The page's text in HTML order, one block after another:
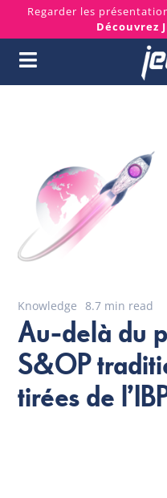
content
Regarder les
Découvrez
Toggle
Plateforme
Services
Ressources
À propos
FR
Knowledge 8.7 min read
Au-delà du
S&OP
tirées de